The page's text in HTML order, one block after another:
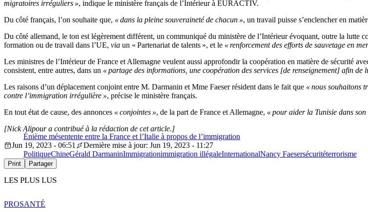
migratoires irréguliers », indique le ministère français de l’Intérieur à EURACTIV.
Du côté français, l’on souhaite que, « dans la pleine souveraineté de chacun », un travail puisse s’enclencher en
Du côté allemand, le ton est légèrement différent, un communiqué du ministère de l’Intérieur évoquant, outre la lutte
formation ou de travail dans l’UE, via un « Partenariat de talents », et le « renforcement des efforts de sauvetage en
Les ministres de l’Intérieur de France et Allemagne veulent aussi approfondir la coopération en matière de sécurité
consistent, entre autres, dans un « partage des informations, une coopération des services [de renseignement] afin de
Les raisons d’un déplacement conjoint entre M. Darmanin et Mme Faeser résident dans le fait que « nous souhaitons
contre l’immigration irrégulière », précise le ministère français.
En tout état de cause, des annonces « conjointes », de la part de France et Allemagne, « pour aider la Tunisie dans
Énième mésentente entre la France et l’Italie à propos de l’immigration
[Nick Alipour a contribué à la rédaction de cet article.]
Jun 19, 2023 - 06:51
Dernière mise à jour: Jun 19, 2023 - 11:27
PolitiqueChineGérald DarmaninImmigrationimmigration illégaleInternationalNancy Faesersécuritéterrorisme
Print Partager
LES PLUS LUS
PROSANTÉ